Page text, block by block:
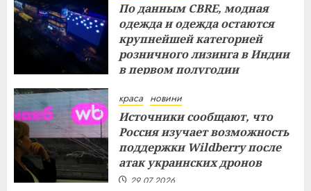
По данным CBRE, модная
одежда и одежда остаются
крупнейшей категорией
розничного лизинга в Индии
в первом полугодии
краса новини
Источники сообщают, что
Россия изучает возможность
поддержки Wildberry после
атак украинских дронов
29.07.2026